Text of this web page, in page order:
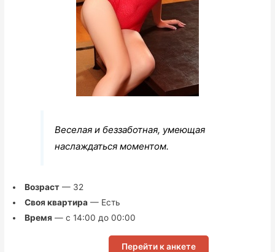
Веселая и беззаботная, умеющая
наслаждаться моментом.
Возраст— 32
Своя квартира— Есть
Время — с 14:00 до 00:00
Перейти к анкете